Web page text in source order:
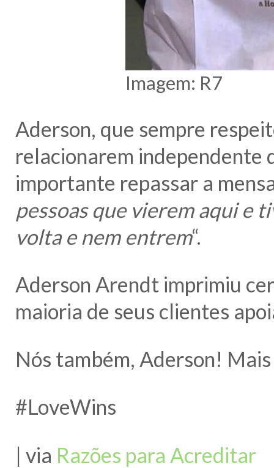
Imagem: R7
Aderson, que sempre
relacionarem independente
importante repassar a
pessoas que vierem aqui e
volta e nem entrem“.
Aderson Arendt imprimiu
maioria de seus clientes
Nós também, Aderson!
#LoveWins
| via Razões para Acreditar